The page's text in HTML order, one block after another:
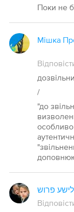
Поки не
Мішка
/
"до
פרוש